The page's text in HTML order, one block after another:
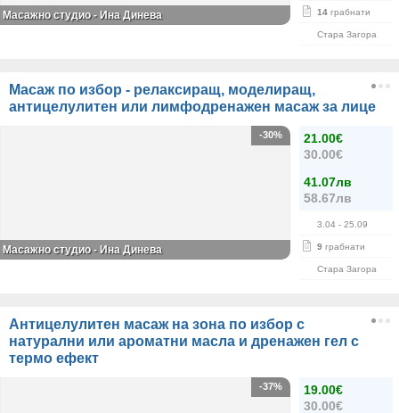
14 грабнати
Стара Загора
Масажно студио - Ина Динева
Масаж по избор - релаксиращ, моделиращ,
антицелулитен или лимфодренажен масаж за лице
21.00€
30.00€
41.07лв
58.67лв
3.04 - 25.09
9 грабнати
Стара Загора
-30%
Масажно студио - Ина Динева
Антицелулитен масаж на зона по избор с
натурални или ароматни масла и дренажен гел с
термо ефект
19.00€
30.00€
-37%